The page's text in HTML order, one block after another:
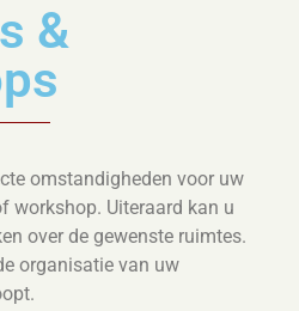
&
omstandigheden voor uw
workshop. Uiteraard kan u
over de gewenste ruimtes.
organisatie van uw